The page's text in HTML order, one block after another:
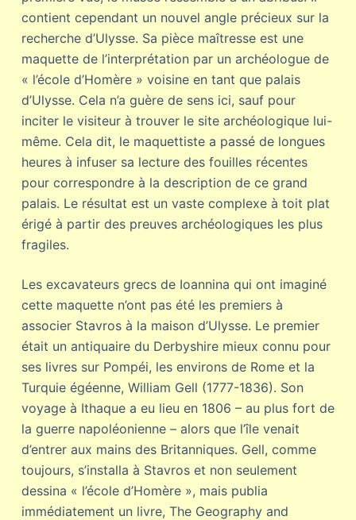
contient cependant un nouvel angle précieux sur la
recherche d’Ulysse. Sa pièce maîtresse est une
maquette de l’interprétation par un archéologue de
« l’école d’Homère » voisine en tant que palais
d’Ulysse. Cela n’a guère de sens ici, sauf pour
inciter le visiteur à trouver le site archéologique lui-
même. Cela dit, le maquettiste a passé de longues
heures à infuser sa lecture des fouilles récentes
pour correspondre à la description de ce grand
palais. Le résultat est un vaste complexe à toit plat
érigé à partir des preuves archéologiques les plus
fragiles.
Les excavateurs grecs de Ioannina qui ont imaginé
cette maquette n’ont pas été les premiers à
associer Stavros à la maison d’Ulysse. Le premier
était un antiquaire du Derbyshire mieux connu pour
ses livres sur Pompéi, les environs de Rome et la
Turquie égéenne, William Gell (1777-1836). Son
voyage à Ithaque a eu lieu en 1806 – au plus fort de
la guerre napoléonienne – alors que l’île venait
d’entrer aux mains des Britanniques. Gell, comme
toujours, s’installa à Stavros et non seulement
dessina « l’école d’Homère », mais publia
immédiatement un livre, The Geography and